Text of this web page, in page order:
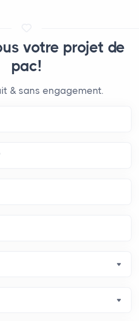
votre projet de
pac!
& sans engagement.